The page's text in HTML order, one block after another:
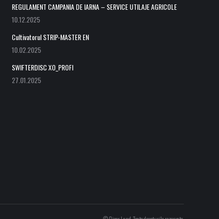
REGULAMENT CAMPANIA DE IARNA – SERVICE UTILAJE AGRICOLE
10.12.2025
Cultivatorul STRIP-MASTER EN
10.02.2025
SWIFTERDISC XO_PROFI
27.01.2025